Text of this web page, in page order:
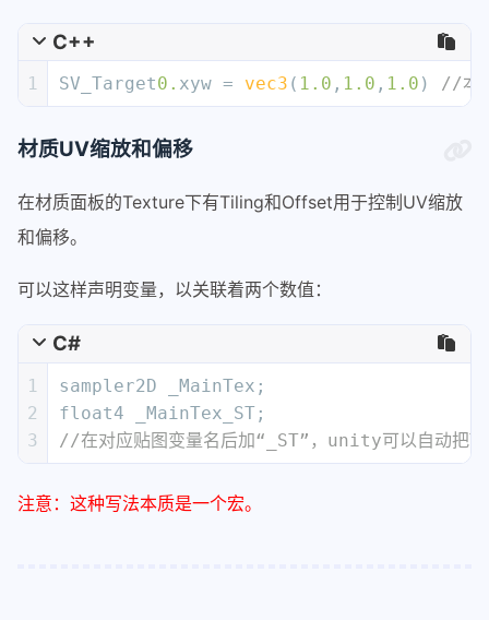
C++
1 SV_Target0. xyw = vec3 ( 1.0 , 1.0 , 1.0 ) //本
材质UV缩放和偏移
在材质面板的Texture下有Tiling和Offset用于控制UV缩放
和偏移。
可以这样声明变量，以关联着两个数值：
C#
1
2
3
sampler2D _MainTex;
float4 _MainTex_ST;
//在对应贴图变量名后加“_ST”，unity可以自动
注意：这种写法本质是一个宏。